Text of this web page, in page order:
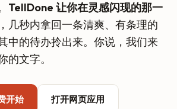
TellDone 让你在灵感闪现的那一
，几秒内拿回一条清爽、有条理的
中的待办拎出来。你说，我们来
的文字。
开始 打开网页应用